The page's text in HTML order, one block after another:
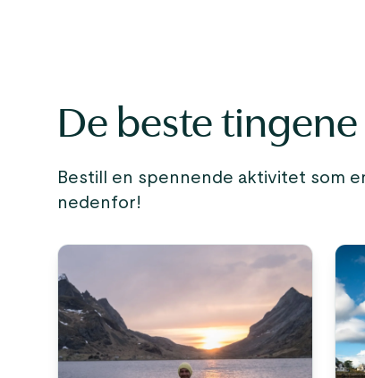
De beste
Bestill en spennende aktivitet som
nedenfor!